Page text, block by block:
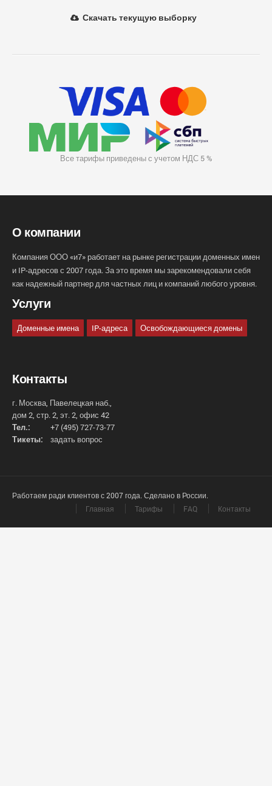
Скачать текущую выборку
Все тарифы приведены с учетом НДС 5 %
О компании
Компания ООО «и7» работает на рынке регистрации доменных имен
и IP-адресов с 2007 года. За это время мы зарекомендовали себя
как надежный партнер для частных лиц и компаний любого уровня.
Услуги
Доменные имена IP-адреса Освобождающиеся домены
Контакты
г. Москва, Павелецкая наб.,
дом 2, стр. 2, эт. 2, офис 42
Тел.:
+7 (495) 727-73-77
Тикеты:
задать вопрос
Работаем ради клиентов с 2007 года. Сделано в России.
Главная
Тарифы FAQ Контакты